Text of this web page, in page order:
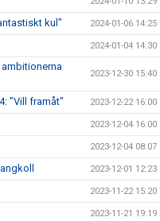
kul" 2024-01-06 14:25
2024-01-04 14:30
2023-12-30 15:40
"Vill framåt" 2023-12-22 16:00
2023-12-04 16:00
2023-12-04 08:07
2023-12-01 12:23
2023-11-22 15:20
2023-11-21 19:19